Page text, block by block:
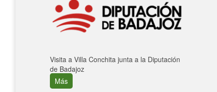
Visita a Villa Conchita junta a la Diputación
de Badajoz
Más